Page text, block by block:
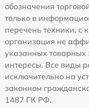
обозначения
только в
перечень техники, с
организация не
указанных товарных
интересы. Все виды
исключительно на
законном
1487 ГК РФ.